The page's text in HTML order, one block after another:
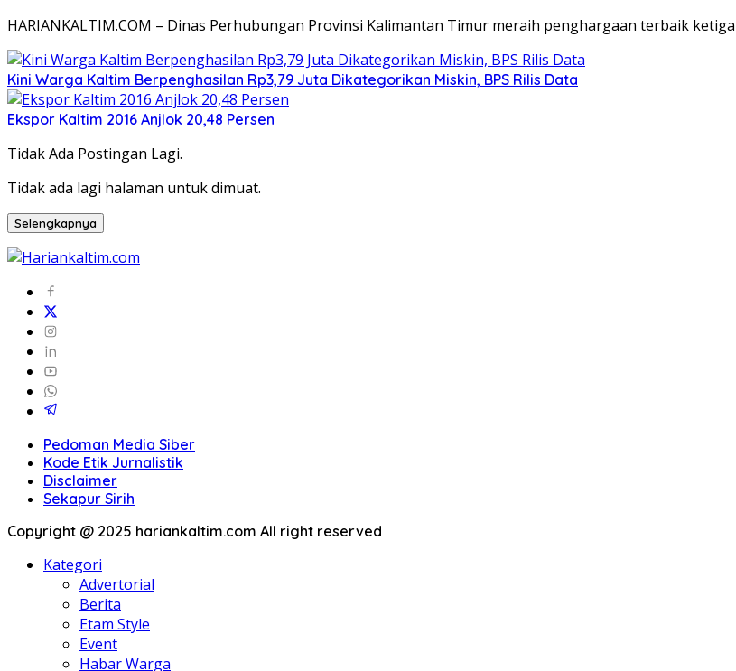
HARIANKALTIM.COM – Dinas Perhubungan Provinsi Kalimantan Timur meraih penghargaan terbaik
Kini Warga Kaltim Berpenghasilan Rp3,79 Juta Dikategorikan Miskin, BPS Rilis Data
Ekspor Kaltim 2016 Anjlok 20,48 Persen
Tidak Ada Postingan Lagi.
Tidak ada lagi halaman untuk dimuat.
Selengkapnya
Pedoman Media Siber
Kode Etik Jurnalistik
Disclaimer
Sekapur Sirih
Copyright @ 2025 hariankaltim.com All right reserved
Kategori
Advertorial
Berita
Etam Style
Event
Habar Warga